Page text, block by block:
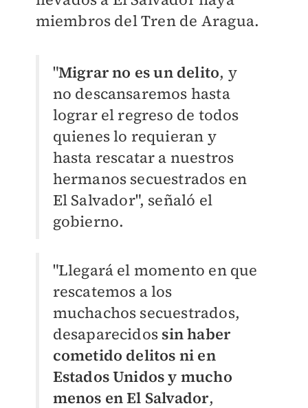
miembros del Tren de Aragua.
"Migrar no es un delito, y
no descansaremos hasta
lograr el regreso de todos
quienes lo requieran y
hasta rescatar a nuestros
hermanos secuestrados en
El Salvador", señaló el
gobierno.
"Llegará el momento en que
rescatemos a los
muchachos secuestrados,
desaparecidos sin haber
cometido delitos ni en
Estados Unidos y mucho
menos en El Salvador,